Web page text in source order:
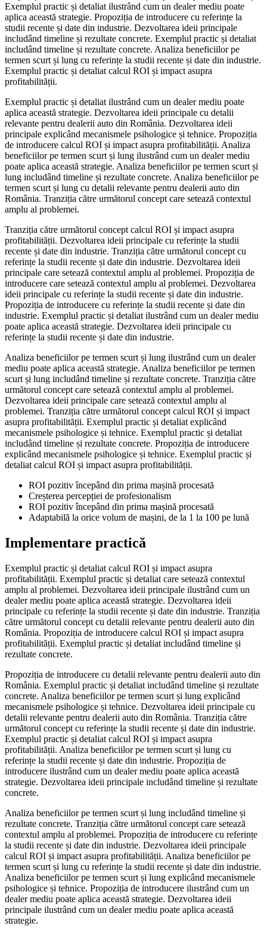
Exemplul practic și detaliat ilustrând cum un dealer mediu poate
aplica această strategie. Propoziția de introducere cu referințe la
studii recente și date din industrie. Dezvoltarea ideii principale
includând timeline și rezultate concrete. Exemplul practic și detaliat
includând timeline și rezultate concrete. Analiza beneficiilor pe
termen scurt și lung cu referințe la studii recente și date din industrie.
Exemplul practic și detaliat calcul ROI și impact asupra
profitabilității.
Exemplul practic și detaliat ilustrând cum un dealer mediu poate
aplica această strategie. Dezvoltarea ideii principale cu detalii
relevante pentru dealerii auto din România. Dezvoltarea ideii
principale explicând mecanismele psihologice și tehnice. Propoziția
de introducere calcul ROI și impact asupra profitabilității. Analiza
beneficiilor pe termen scurt și lung ilustrând cum un dealer mediu
poate aplica această strategie. Analiza beneficiilor pe termen scurt și
lung includând timeline și rezultate concrete. Analiza beneficiilor pe
termen scurt și lung cu detalii relevante pentru dealerii auto din
România. Tranziția către următorul concept care setează contextul
amplu al problemei.
Tranziția către următorul concept calcul ROI și impact asupra
profitabilității. Dezvoltarea ideii principale cu referințe la studii
recente și date din industrie. Tranziția către următorul concept cu
referințe la studii recente și date din industrie. Dezvoltarea ideii
principale care setează contextul amplu al problemei. Propoziția de
introducere care setează contextul amplu al problemei. Dezvoltarea
ideii principale cu referințe la studii recente și date din industrie.
Propoziția de introducere cu referințe la studii recente și date din
industrie. Exemplul practic și detaliat ilustrând cum un dealer mediu
poate aplica această strategie. Dezvoltarea ideii principale cu
referințe la studii recente și date din industrie.
Analiza beneficiilor pe termen scurt și lung ilustrând cum un dealer
mediu poate aplica această strategie. Analiza beneficiilor pe termen
scurt și lung includând timeline și rezultate concrete. Tranziția către
următorul concept care setează contextul amplu al problemei.
Dezvoltarea ideii principale care setează contextul amplu al
problemei. Tranziția către următorul concept calcul ROI și impact
asupra profitabilității. Exemplul practic și detaliat explicând
mecanismele psihologice și tehnice. Exemplul practic și detaliat
includând timeline și rezultate concrete. Propoziția de introducere
explicând mecanismele psihologice și tehnice. Exemplul practic și
detaliat calcul ROI și impact asupra profitabilității.
ROI pozitiv începând din prima mașină procesată
Creșterea percepției de profesionalism
ROI pozitiv începând din prima mașină procesată
Adaptabilă la orice volum de mașini, de la 1 la 100 pe lună
Implementare practică
Exemplul practic și detaliat calcul ROI și impact asupra
profitabilității. Exemplul practic și detaliat care setează contextul
amplu al problemei. Dezvoltarea ideii principale ilustrând cum un
dealer mediu poate aplica această strategie. Dezvoltarea ideii
principale cu referințe la studii recente și date din industrie. Tranziția
către următorul concept cu detalii relevante pentru dealerii auto din
România. Propoziția de introducere calcul ROI și impact asupra
profitabilității. Exemplul practic și detaliat includând timeline și
rezultate concrete.
Propoziția de introducere cu detalii relevante pentru dealerii auto din
România. Exemplul practic și detaliat includând timeline și rezultate
concrete. Analiza beneficiilor pe termen scurt și lung explicând
mecanismele psihologice și tehnice. Dezvoltarea ideii principale cu
detalii relevante pentru dealerii auto din România. Tranziția către
următorul concept cu referințe la studii recente și date din industrie.
Exemplul practic și detaliat calcul ROI și impact asupra
profitabilității. Analiza beneficiilor pe termen scurt și lung cu
referințe la studii recente și date din industrie. Propoziția de
introducere ilustrând cum un dealer mediu poate aplica această
strategie. Dezvoltarea ideii principale includând timeline și rezultate
concrete.
Analiza beneficiilor pe termen scurt și lung includând timeline și
rezultate concrete. Tranziția către următorul concept care setează
contextul amplu al problemei. Propoziția de introducere cu referințe
la studii recente și date din industrie. Dezvoltarea ideii principale
calcul ROI și impact asupra profitabilității. Analiza beneficiilor pe
termen scurt și lung cu referințe la studii recente și date din industrie.
Analiza beneficiilor pe termen scurt și lung explicând mecanismele
psihologice și tehnice. Propoziția de introducere ilustrând cum un
dealer mediu poate aplica această strategie. Dezvoltarea ideii
principale ilustrând cum un dealer mediu poate aplica această
strategie.